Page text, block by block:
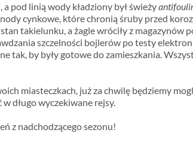
pod linią wody kładziony był świeży
cynkowe, które chronią śruby przed
takielunku, a żagle wróciły z magazynów
szczelności bojlerów po testy
tak, by były gotowe do zamieszkania.
miasteczkach, już za chwilę będziemy
długo wyczekiwane rejsy.
z nadchodzącego sezonu!